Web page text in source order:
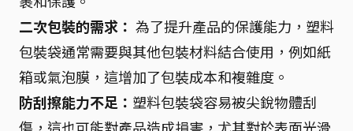
二次包裝的需求： 為了提升產品的保護能力，塑料
包裝袋通常需要與其他包裝材料結合使用，例如紙
箱或氣泡膜，這增加了包裝成本和複雜度。
防刮擦能力不足： 塑料包裝袋容易被尖銳物體刮